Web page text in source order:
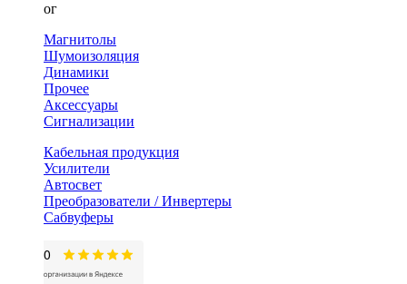
Каталог
Магнитолы
Шумоизоляция
Динамики
Прочее
Аксессуары
Сигнализации
Кабельная продукция
Усилители
Автосвет
Преобразователи / Инвертеры
Сабвуферы